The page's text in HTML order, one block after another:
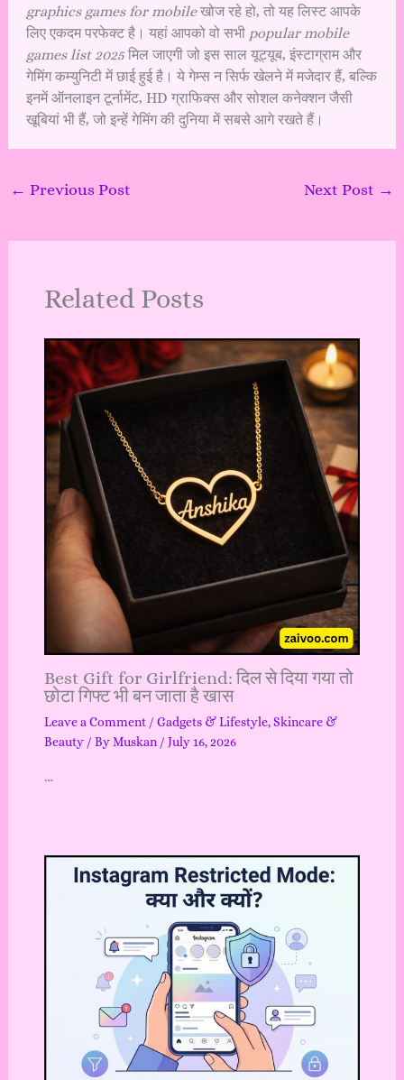
graphics games for mobileखोज रहे हो, तो यह लिस्ट आपके
लिए एकदम परफेक्ट है। यहां आपको वो सभी popular mobile
games list 2025मिल जाएगी जो इस साल यूट्यूब, इंस्टाग्राम और
गेमिंग कम्युनिटी में छाई हुई है। ये गेम्स न सिर्फ खेलने में मजेदार हैं, बल्कि
इनमें ऑनलाइन टूर्नामेंट, HD ग्राफिक्स और सोशल कनेक्शन जैसी
खूबियां भी हैं, जो इन्हें गेमिंग की दुनिया में सबसे आगे रखते हैं।
← Previous Post Next Post →
Related Posts
Best Gift for Girlfriend: दिल से दिया गया तो
छोटा गिफ्ट भी बन जाता है खास
Leave a Comment / Gadgets & Lifestyle,Skincare &
Beauty/ ByMuskan / July 16, 2026
…